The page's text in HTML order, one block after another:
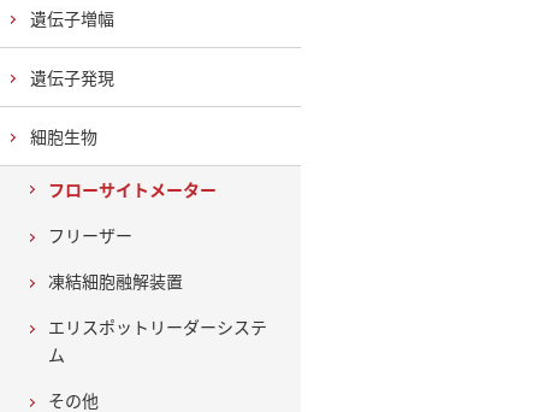
遺伝子増幅
遺伝子発現
細胞生物
フローサイトメーター
フリーザー
凍結細胞融解装置
エリスポットリーダーシステ
ム
その他